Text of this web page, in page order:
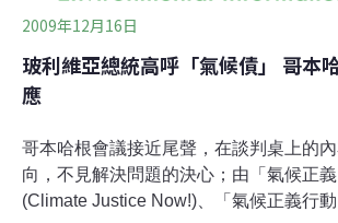
2009年12月16日
玻利維亞總統高呼「氣候債」 哥本
應
哥本哈根會議接近尾聲，在談判桌上的
向，不見解決問題的決心；由「氣候正義
(Climate Justice Now!)、「氣候正義行